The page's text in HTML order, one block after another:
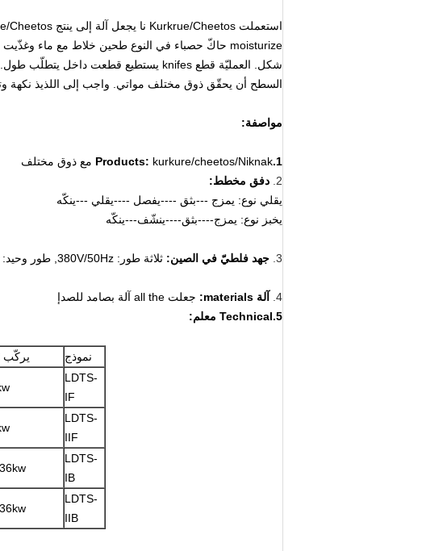
السطح أن يحقّق ذوق مختلف مواتي. واجب إلى اللذيذ نكهة
مواصفة:
1.Products: kurkure/cheetos/Niknak مع ذوق مختلف
2. دفق مخطط:
يقلي نوع: يمزج ---بثق ----يفصل ----يقلي ---ينكّه
يخبز نوع: يمزج----بثق----ينشّف---ينكّه
3. جهد فلطيّ في الصين: ثلاثة طور: 380V/50Hz, طور وحيد: 220V/50Hz, نحن يستطيع جعلت هو وفقا ل زبون جهد فلطيّ محلّي وفقا ل بلدان المختلفة
4. آلة materials:
جعلت all the آلة بصامد للصدإ
5.Technical معلم:
نموذج يركّب
LDTS-
IF
LDTS-
IIF
LDTS-
IB
LDTS-
IIB